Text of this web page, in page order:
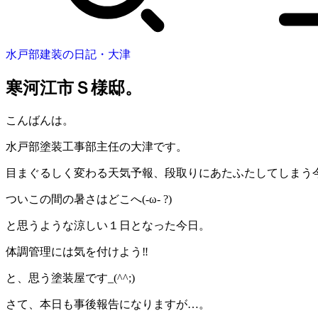
水戸部建装の日記・大津
寒河江市Ｓ様邸。
こんばんは。
水戸部塗装工事部主任の大津です。
目まぐるしく変わる天気予報、段取りにあたふたしてしまう
ついこの間の暑さはどこへ(-ω- ?)
と思うような涼しい１日となった今日。
体調管理には気を付けよう‼️
と、思う塗装屋です_(^^;)ゞ
さて、本日も事後報告になりますが…。